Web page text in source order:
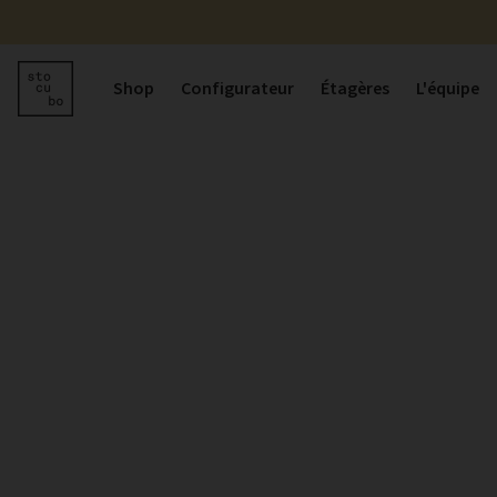
Shop Configurateur Étagères L'équipe